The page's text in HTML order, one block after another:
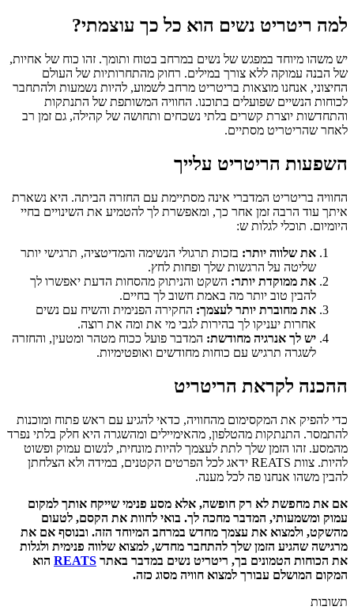
למה ריטריט נשים הוא כל כך עוצמתי?
יש משהו מיוחד במפגש של נשים במרחב בטוח ותומך. זהו כוח של אחיות,
של הבנה עמוקה ללא צורך במילים. רחוק מהתחרותיות של העולם
החיצוני, אנחנו מוצאות בריטריט מרחב לשמוע, להיות נשמעות ולהתחבר
לכוחות הנשיים שפועלים בתוכנו. החוויה המשותפת של התנתקות
והתחדשות יוצרת קשרים בלתי נשכחים ותחושה של קהילה, גם זמן רב
לאחר שהריטריט מסתיים.
השפעות הריטריט עלייך
החוויה בריטריט המדברי אינה מסתיימת עם החזרה הביתה. היא נשארת
איתך עוד הרבה זמן אחר כך, ומאפשרת לך להטמיע את השינויים בחיי
היומיום. תוכלי לגלות ש:
את שלווה יותר: בזכות תרגולי הנשימה והמדיטציה, תרגישי יותר
שליטה על הרגשות שלך ופחות לחץ.
את ממוקדת יותר: השקט והניתוק מהסחות הדעת יאפשרו לך
להבין טוב יותר מה באמת חשוב לך בחיים.
את מחוברת יותר לעצמך: החקירה הפנימית והשיח עם נשים
אחרות יעניקו לך בהירות לגבי מי את ומה את רוצה.
יש לך אנרגיה מחודשת: המדבר פועל ככוח מטהר ומטעין, והחזרה
לשגרה תרגיש עם כוחות מחודשים ואופטימיות.
ההכנה לקראת הריטריט
כדי להפיק את המקסימום מהחוויה, כדאי להגיע עם ראש פתוח ומוכנות
להתמסר. התנתקות מהטלפון, מהאימיילים ומהשגרה היא חלק בלתי נפרד
מהמסע. זהו הזמן שלך לתת לעצמך להיות מונחית, לנשום עמוק ופשוט
להיות. צוות REATS ידאג לכל הפרטים הקטנים, במידה ולא הצלחתן
להבין משהו אנחנו פה לכל מענה.
אם את מחפשת לא רק חופשה, אלא מסע פנימי שייקח אותך למקום
עמוק ומשמעותי, המדבר מחכה לך. בואי לחוות את הקסם, לטעום
מהשקט, ולמצוא את עצמך מחדש במרחב המיוחד הזה. ובנוסף אם את
מרגישה שהגיע הזמן שלך להתחבר מחדש, למצוא שלווה פנימית ולגלות
את הכוחות הטמונים בך, ריטריט נשים במדבר באתר REATS הוא
המקום המושלם עבורך למצוא חוויה מסוג כזה.
תשובות